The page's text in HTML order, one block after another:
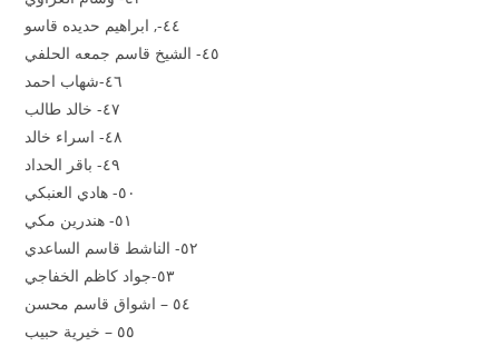
٤٤-, ابراهيم حديده قاسو
٤٥- الشيخ قاسم جمعه الحلفي
٤٦-شهاب احمد
٤٨- اسراء خالد
٤٩- باقر الحداد
٥٠- هادي العنبكي
٥١- هندرين مكي
٥٢- الناشط قاسم الساعدي
٥٣-جواد كاظم الخفاجي
٥٤ – اشواق قاسم محسن
٥٥ – خيرية حبيب